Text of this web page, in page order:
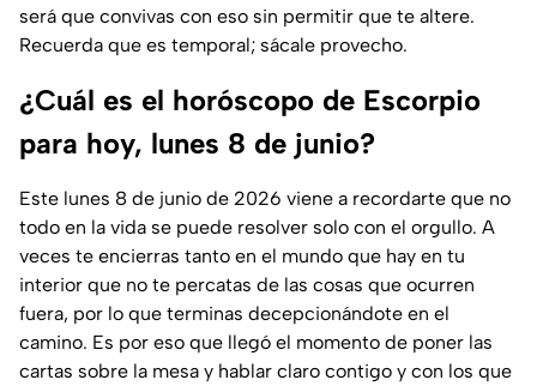
será que convivas con eso sin permitir que te altere.
Recuerda que es temporal; sácale provecho.
¿Cuál es el horóscopo de Escorpio
para hoy, lunes 8 de junio?
Este lunes 8 de junio de 2026 viene a recordarte que no
todo en la vida se puede resolver solo con el orgullo. A
veces te encierras tanto en el mundo que hay en tu
interior que no te percatas de las cosas que ocurren
fuera, por lo que terminas decepcionándote en el
camino. Es por eso que llegó el momento de poner las
cartas sobre la mesa y hablar claro contigo y con los que